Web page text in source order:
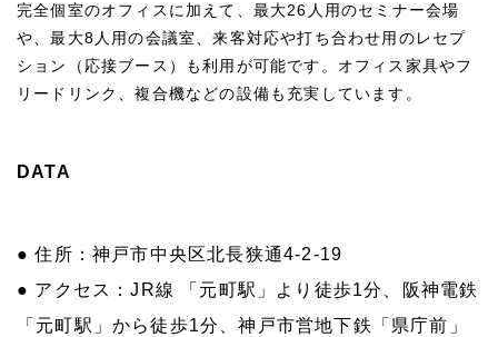
完全個室のオフィスに加えて、最大26人用のセミナー会場
や、最大8人用の会議室、来客対応や打ち合わせ用のレセプ
ション（応接ブース）も利用が可能です。オフィス家具やフ
リードリンク、複合機などの設備も充実しています。
DATA
● 住所：神戸市中央区北長狭通4-2-19
● アクセス：JR線 「元町駅」より徒歩1分、阪神電鉄
「元町駅」から徒歩1分、神戸市営地下鉄「県庁前」